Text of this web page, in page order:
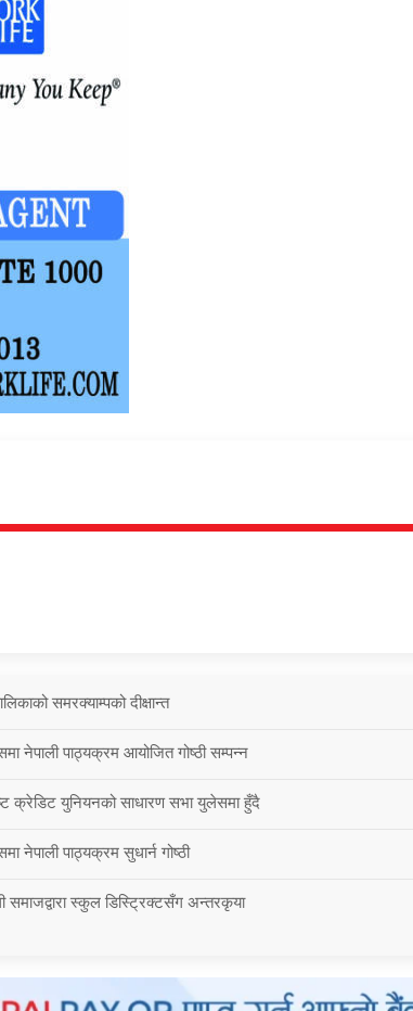
समरक्याम्पको दीक्षान्त
नेपाली पाठ्यक्रम आयोजित गोष्ठी सम्पन्न
क्रेडिट युनियनको साधारण सभा युलेसमा हुँदै
नेपाली पाठ्यक्रम सुधार्न गोष्ठी
समाजद्वारा स्कुल डिस्ट्रिक्टसँग अन्तरकृया